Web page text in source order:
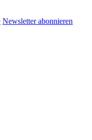
Newsletter abonnieren